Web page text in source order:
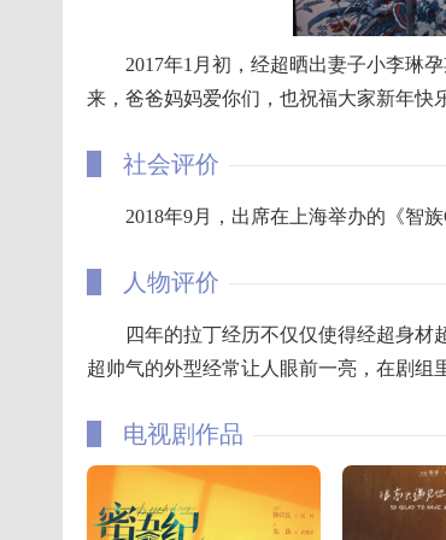
2017年1月初，经超晒出妻子小李琳孕
来，爸爸妈妈爱你们，也祝福大家新年快
社会评价
2018年9月，出席在上海举办的《智族
人物评价
四年的拉丁经历不仅仅使得经超身材超
超帅气的外型经常让人眼前一亮，在剧组
电视剧作品